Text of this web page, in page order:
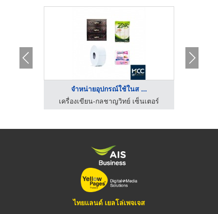
จำหน่ายอุปกรณ์ใช้ในส ...
เครื่องเขียน-กลชาญวิทย์ เซ็นเตอร์
ไทยแลนด์ เยลโล่เพจเจส